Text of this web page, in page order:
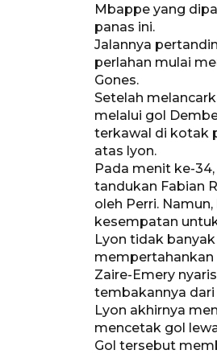
Mbappe yang
panas ini.
Jalannya
perlahan mulai
Gones.
Setelah
melalui gol
terkawal di kotak
atas lyon.
Pada menit ke-
tandukan Fabian
oleh Perri.
kesempatan
Lyon tidak
mempertahankan
Zaire-Emery
tembakannya
Lyon akhirnya
mencetak gol
Gol tersebut